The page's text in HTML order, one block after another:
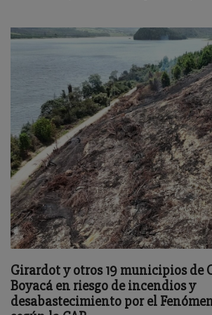
Girardot y otros 19 municipios de
Boyacá en riesgo de incendios y
desabastecimiento por el